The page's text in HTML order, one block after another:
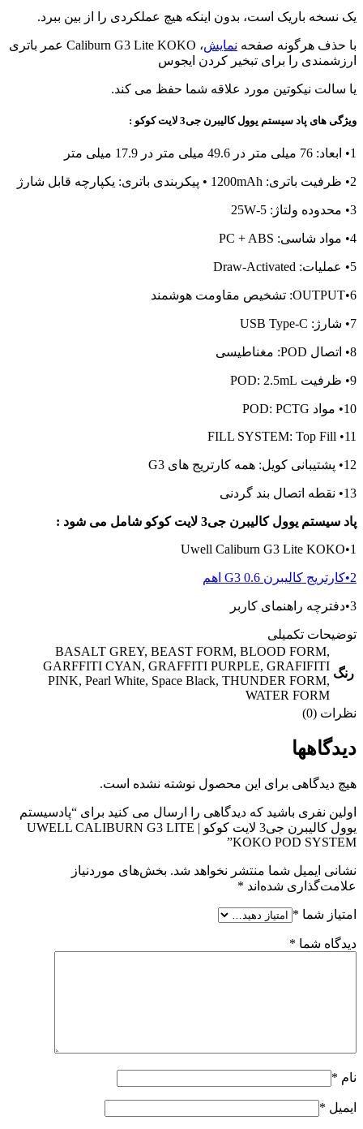
یک نسخه باریک است، بدون اینکه هیچ عملکردی را از بین ببرد.
با حذف هرگونه صفحه نمایش
، Caliburn G3 Lite KOKO عمر باتری
ارزشمندی را برای تبخیر کردن ایجوس
یا سالت نیکوتین مورد علاقه شما حفظ می کند.
ویژگی های پاد سیستم یوول کالیبرن جی3 لایت کوکو :
1• ابعاد: 76 میلی متر در 49.6 میلی متر در 17.9 میلی متر
2• ظرفیت باتری: 1200mAh • پیکربندی باتری: یکپارچه قابل شارژ
3• محدوده ولتاژ: 5-25W
4• مواد شاسی: PC + ABS
5• عملیات: Draw-Activated
6•OUTPUT: تشخیص مقاومت هوشمند
7• شارژ: USB Type-C
8• اتصال POD: مغناطیسی
9• ظرفیت POD: 2.5mL
10• مواد POD: PCTG
11• FILL SYSTEM: Top Fill
12• پشتیبانی کویل: همه کارتریج های G3
13• نقطه اتصال بند گردنی
پاد سیستم یوول کالیبرن جی3 لایت کوکو شامل می شود :
1•Uwell Caliburn G3 Lite KOKO
2•کارتریج کالیبرن G3 0.6 اهم
3•دفترچه راهنمای کاربر
توضیحات تکمیلی
رنگ
BASALT GREY, BEAST FORM, BLOOD FORM,
GARFFITI CYAN, GRAFFITI PURPLE, GRAFIFITI
PINK, Pearl White, Space Black, THUNDER FORM,
WATER FORM
نظرات (0)
دیدگاهها
هیچ دیدگاهی برای این محصول نوشته نشده است.
اولین نفری باشید که دیدگاهی را ارسال می کنید برای “پادسیستم
یوول کالیبرن جی3 لایت کوکو | UWELL CALIBURN G3 LITE
KOKO POD SYSTEM”
نشانی ایمیل شما منتشر نخواهد شد. بخش‌های موردنیاز
علامت‌گذاری شده‌اند *
امتیاز شما *
دیدگاه شما *
نام *
ایمیل *